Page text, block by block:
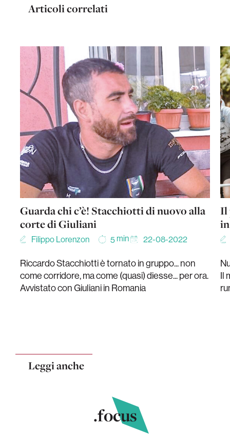
Articoli correlati
Guarda chi c’è! Stacchiotti di nuovo alla
corte di Giuliani
Filippo Lorenzon 5min 22-08-2022
Riccardo Stacchiotti è tornato in gruppo... non
come corridore, ma come (quasi) diesse... per ora.
Avvistato con Giuliani in Romania
Il
Il
Leggi anche
.focus